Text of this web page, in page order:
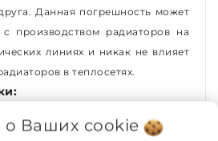
Данная погрешность может
с производством радиаторов на
линиях и никак не влияет
в теплосетях.
информацией - 1 шт.;
о Ваших cookie